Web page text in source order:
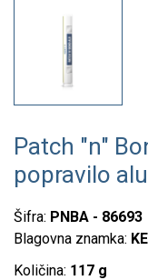
Patch "n"
popravilo
Šifra: PNBA - 86693
Blagovna znamka:
Količina: 117 g